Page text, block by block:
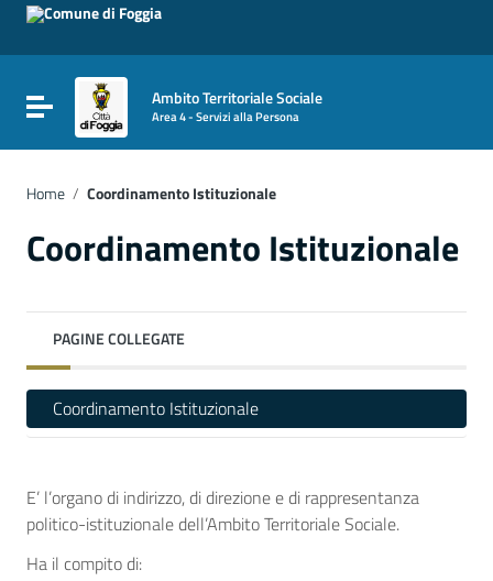
Vai ai contenuti
Vai al menu di navigazione
Vai al footer
Attiva / disattiva la navigazione
Ambito Territoriale Sociale
Area 4 - Servizi alla Persona
Home / Coordinamento Istituzionale
Coordinamento Istituzionale
PAGINE COLLEGATE
Coordinamento Istituzionale
E’ l’organo di indirizzo, di direzione e di rappresentanza
politico-istituzionale dell’Ambito Territoriale Sociale.
Ha il compito di: